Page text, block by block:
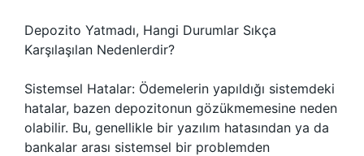
Depozito Yatmadı, Hangi Durumlar Sıkça
Karşılaşılan Nedenlerdir?
Sistemsel Hatalar: Ödemelerin yapıldığı sistemdeki
hatalar, bazen depozitonun gözükmemesine neden
olabilir. Bu, genellikle bir yazılım hatasından ya da
bankalar arası sistemsel bir problemden